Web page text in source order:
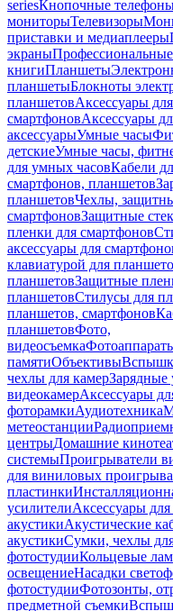
seriesКнопочные
мониторыТелевизоры
приставки и медиаплееры
экраны
книгиПланшеты
планшетыБлокноты
планшетовАксессуары
смартфоновАксессуары
аксессуарыУмные часы
детскиеУмные часы,
для умных часовКабели
смартфонов, планшетов
планшетовЧехлы,
смартфоновЗащитные
пленки для смартфонов
аксессуары для
клавиатурой для
планшетовЗащитные
планшетовСтилусы для
планшетов, смартфонов
планшетовФото,
видеосъемка
памятиОбъективы
чехлы для камерЗарядные
видеокамерАксессуары
фоторамкиАудиотехника
метеостанции
центрыДомашние
системыПроигрыватели
для виниловых
пластинки
усилителиАксессуары
акустикиАкустические
акустикиСумки, чехлы
фотостудииКольцевые
освещениеНасадки
фотостудииФотозонты,
предметной съемки